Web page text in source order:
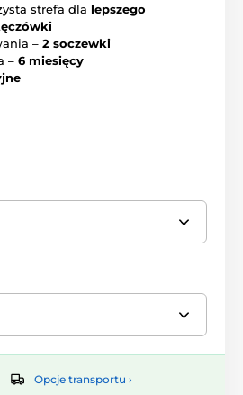
strefa dla lepszego
– 2 soczewki
– 6 miesięcy
Opcje transportu ›